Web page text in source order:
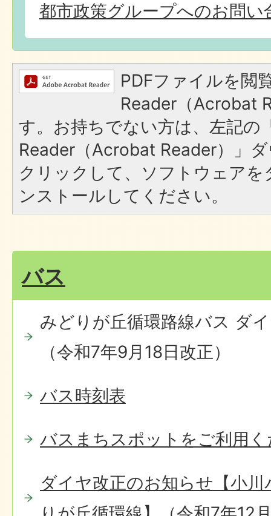
都市政策グループへのお問い
PDFファイルを閲
Reader（Acrobat
す。お持ちでない方は、左記の
Reader（Acrobat Reader）」
クリックして、ソフトウェア
ンストールしてください。
バス
みどりが丘循環路線バス ダ
（令和7年9月18日改正）
バス時刻表
バスまちスポットをご利用
ダイヤ改正のお知らせ【小